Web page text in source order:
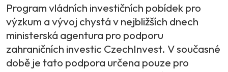
Program vládních investičních pobídek pro
výzkum a vývoj chystá v nejbližších dnech
ministerská agentura pro podporu
zahraničních investic CzechInvest. V současné
době je tato podpora určena pouze pro